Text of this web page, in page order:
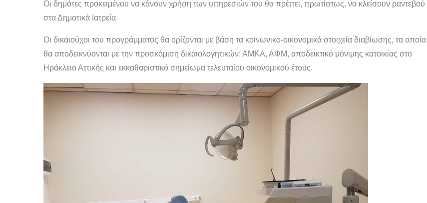
Οι δημότες προκειμένου να κάνουν χρήση των υπηρεσιών του θα πρέπει, πρωτίστως, να κλείσουν ραντεβού
στα Δημοτικά Ιατρεία.
Οι δικαιούχοι του προγράμματος θα ορίζονται με βάση τα κοινωνικο-οικονομικά στοιχεία διαβίωσης, τα οποία
θα αποδεικνύονται με την προσκόμιση δικαιολογητικών: ΑΜΚΑ, ΑΦΜ, αποδεικτικό μόνιμης κατοικίας στο
Ηράκλειο Αττικής και εκκαθαριστικό σημείωμα τελευταίου οικονομικού έτους.